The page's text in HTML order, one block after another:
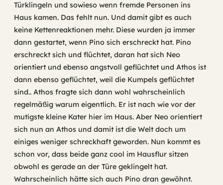
Türklingeln und sowieso wenn fremde Personen ins
Haus kamen. Das fehlt nun. Und damit gibt es auch
keine Kettenreaktionen mehr. Diese wurden ja immer
dann gestartet, wenn Pino sich erschreckt hat. Pino
erschreckt sich und flüchtet, daran hat sich Neo
orientiert und ebenso angstvoll geflüchtet und Athos ist
dann ebenso geflüchtet, weil die Kumpels geflüchtet
sind.. Athos fragte sich dann wohl wahrscheinlich
regelmäßig warum eigentlich. Er ist nach wie vor der
mutigste kleine Kater hier im Haus. Aber Neo orientiert
sich nun an Athos und damit ist die Welt doch um
einiges weniger schreckhaft geworden. Nun kommt es
schon vor, dass beide ganz cool im Hausflur sitzen
obwohl es gerade an der Türe geklingelt hat.
Wahrscheinlich hätte sich auch Pino dran gewöhnt.